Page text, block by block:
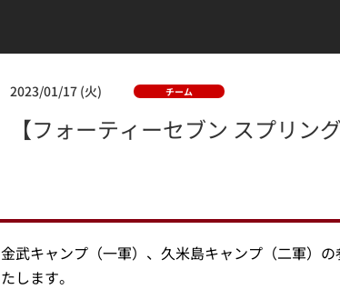
2023/01/17 (火) チーム
【フォーティーセブン スプリ
金武キャンプ（一軍）、久米島キャンプ（二軍）
たします。